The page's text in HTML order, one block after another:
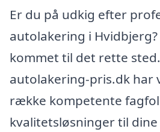
Er du på udkig efter
autolakering i Hvidbjerg?
kommet til det rette
autolakering-pris.dk har
række kompetente
kvalitetsløsninger til